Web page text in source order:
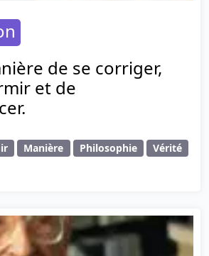
de se corriger,
et de
Manière Philosophie
Vérité